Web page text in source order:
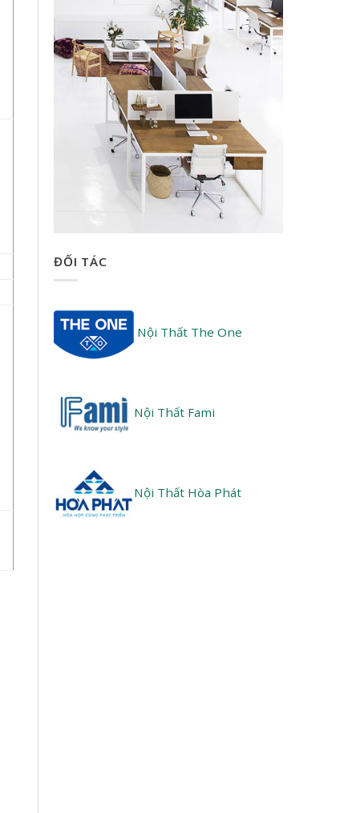
ĐỐI TÁC
Nội Thất The One
Nội Thất Fami
Nội Thất Hòa Phát